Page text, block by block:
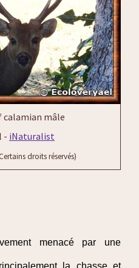
mâle
- iNaturalist
droits réservés)
menacé par une
la chasse et